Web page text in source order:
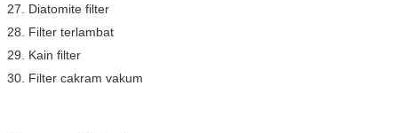
27. Diatomite filter
28. Filter terlambat
29. Kain filter
30. Filter cakram vakum